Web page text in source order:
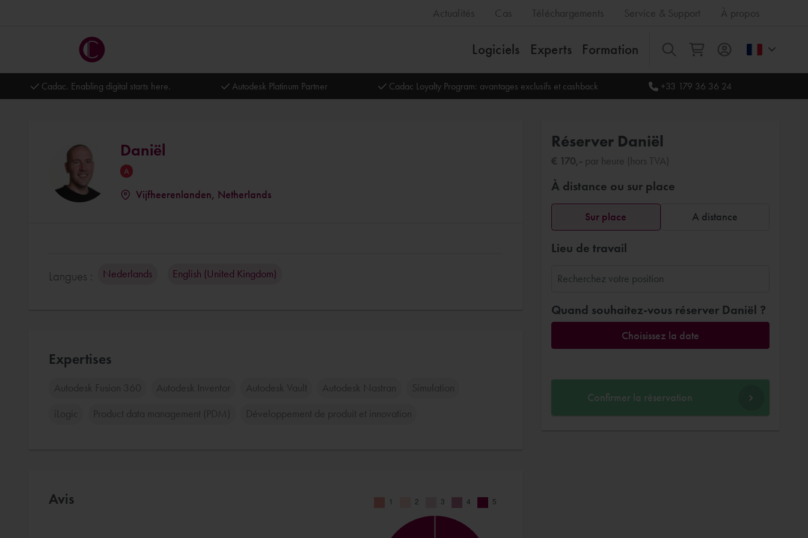
Actualités Cas Téléchargements Service & Support À propos
Logiciels Experts Formation Tout
Cadac. Enabling digital starts here. Autodesk Platinum Partner Cadac Loyalty Program: avantages exclusifs et cashback +33 179 36 36 24
Daniël
Vijfheerenlanden, Netherlands
Langues : Nederlands English (United Kingdom)
Expertises
Autodesk Fusion 360 Autodesk Inventor Autodesk Vault Autodesk Nastran Simulation
iLogic Product data management (PDM) Développement de produit et innovation
Avis
Réserver Daniël
€ 170,- par heure (hors TVA)
À distance ou sur place
Sur place A distance
Lieu de travail
Quand souhaitez-vous réserver Daniël ?
Choisissez la date
Confirmer la réservation